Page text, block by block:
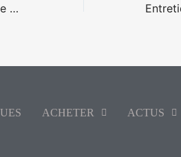
Entretien Patrice Leconte – Une promesse
ACHETER ACTUS